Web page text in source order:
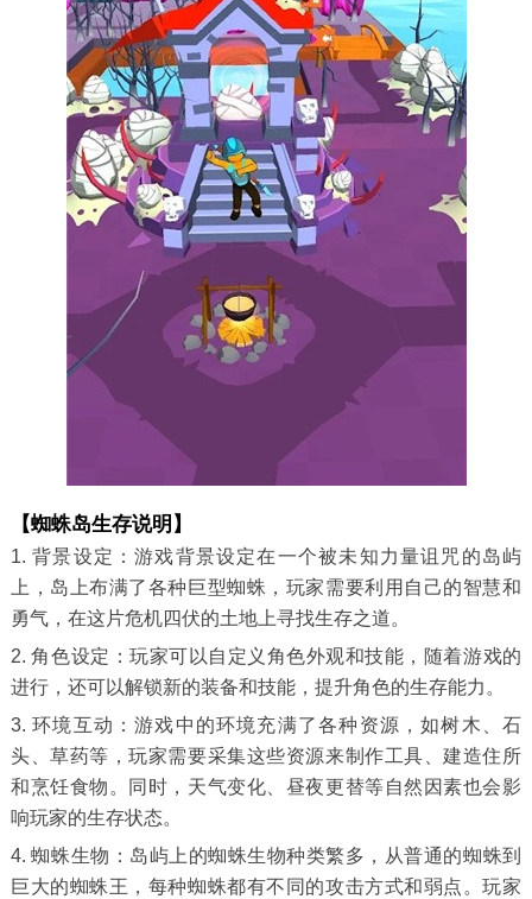
【蜘蛛岛生存说明】
1. 背景设定：游戏背景设定在一个被未知力量诅咒的岛屿
上，岛上布满了各种巨型蜘蛛，玩家需要利用自己的智慧和
勇气，在这片危机四伏的土地上寻找生存之道。
2. 角色设定：玩家可以自定义角色外观和技能，随着游戏的
进行，还可以解锁新的装备和技能，提升角色的生存能力。
3. 环境互动：游戏中的环境充满了各种资源，如树木、石
头、草药等，玩家需要采集这些资源来制作工具、建造住所
和烹饪食物。同时，天气变化、昼夜更替等自然因素也会影
响玩家的生存状态。
4. 蜘蛛生物：岛屿上的蜘蛛生物种类繁多，从普通的蜘蛛到
巨大的蜘蛛王，每种蜘蛛都有不同的攻击方式和弱点。玩家